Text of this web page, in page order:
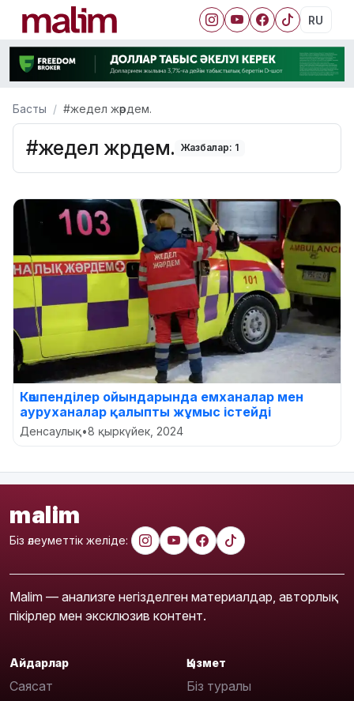
RU
Басты #жедел жәрдем.
#жедел жәрдем. Жазбалар: 1
Көшпенділер ойындарында емханалар мен
ауруханалар қалыпты жұмыс істейді
Денсаулық•8 қыркүйек, 2024
malim
Біз әлеуметтік желіде:
Malim — анализге негізделген материалдар, авторлық
пікірлер мен эксклюзив контент.
Айдарлар
Саясат
Қызмет
Біз туралы